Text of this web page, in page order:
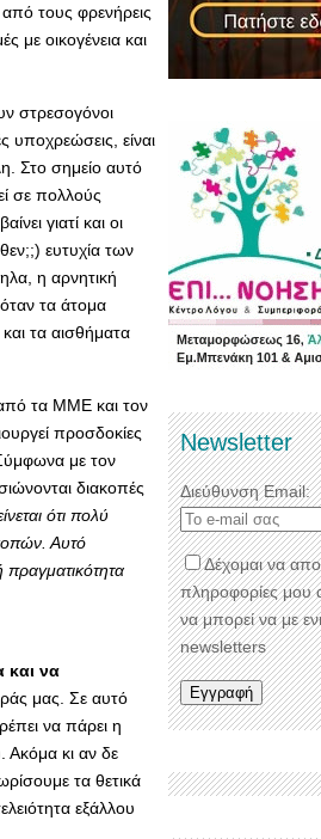
τους φρενήρεις
με οικογένεια και
στρεσογόνοι
υποχρεώσεις, είναι
Στο σημείο αυτό
σε πολλούς
γιατί και οι
ευτυχία των
η αρνητική
τα άτομα
τα αισθήματα
τα ΜΜΕ και τον
προσδοκίες
με τον
διακοπές
ότι πολύ
Αυτό
πραγματικότητα
και να
μας. Σε αυτό
να πάρει η
Ακόμα κι αν δε
τα θετικά
εξάλλου
Newsletter
Διεύθυνση Email:
Δέχομαι να
πληροφορίες μου
να μπορεί να με
newsletters